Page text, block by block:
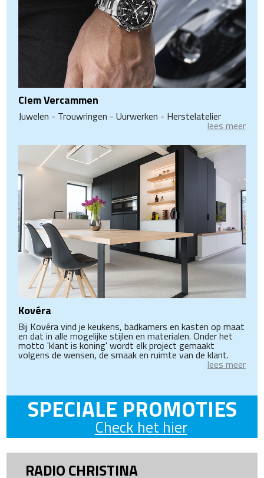
Clem Vercammen
Juwelen - Trouwringen - Uurwerken - Herstelatelier
lees meer
Kovéra
Bij Kovéra vind je keukens, badkamers en kasten op maat
en dat in alle mogelijke stijlen en materialen. Onder het
motto 'klant is koning' wordt elk project gemaakt
volgens de wensen, de smaak en ruimte van de klant.
lees meer
SPECIALE PROMOTIES
Check het hier
RADIO CHRISTINA